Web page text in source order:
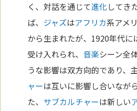
く、対話を通じて進化してき
ば、 ジャズはアフリカ系アメ
から生まれたが、1920年代に
受け入れられ、音楽シーン全
うな影響は双方向的であり、
ャーは互いに影響し合いなが
た、 サブカルチャーは新しい